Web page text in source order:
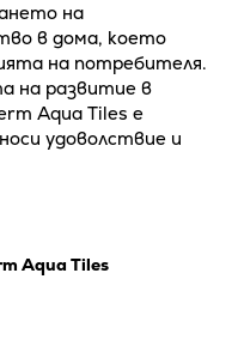
на
в дома, което
на потребителя.
на развитие в
Aqua Tiles е
удоволствие и
Aqua Tiles